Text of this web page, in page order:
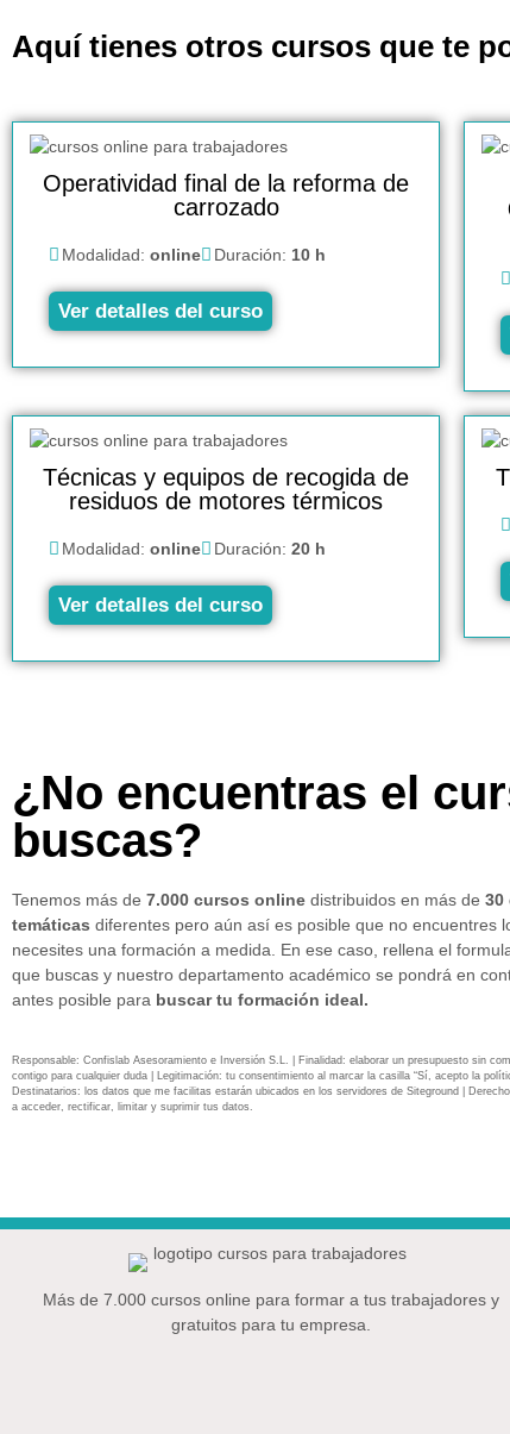
Aquí tienes otros cursos que te
Operatividad final de la reforma de
carrozado
Modalidad: online Duración: 10 h
Ver detalles del curso
Técnicas y equipos de recogida de
residuos de motores térmicos
Modalidad: online Duración: 20 h
Ver detalles del curso
¿No encuentras el
buscas?
Tenemos más de 7.000 cursos online distribuidos en más de 30
temáticas diferentes pero aún así es posible que no encuentres
necesites una formación a medida. En ese caso, rellena el
que buscas y nuestro departamento académico se pondrá en
antes posible para buscar tu formación ideal.
Responsable: Confislab Asesoramiento e Inversión S.L. | Finalidad: elaborar un presupuesto sin
contigo para cualquier duda | Legitimación: tu consentimiento al marcar la casilla “Sí, acepto la
Destinatarios: los datos que me facilitas estarán ubicados en los servidores de Siteground |
a acceder, rectificar, limitar y suprimir tus datos.
Más de 7.000 cursos online para formar a tus trabajadores y
gratuitos para tu empresa.